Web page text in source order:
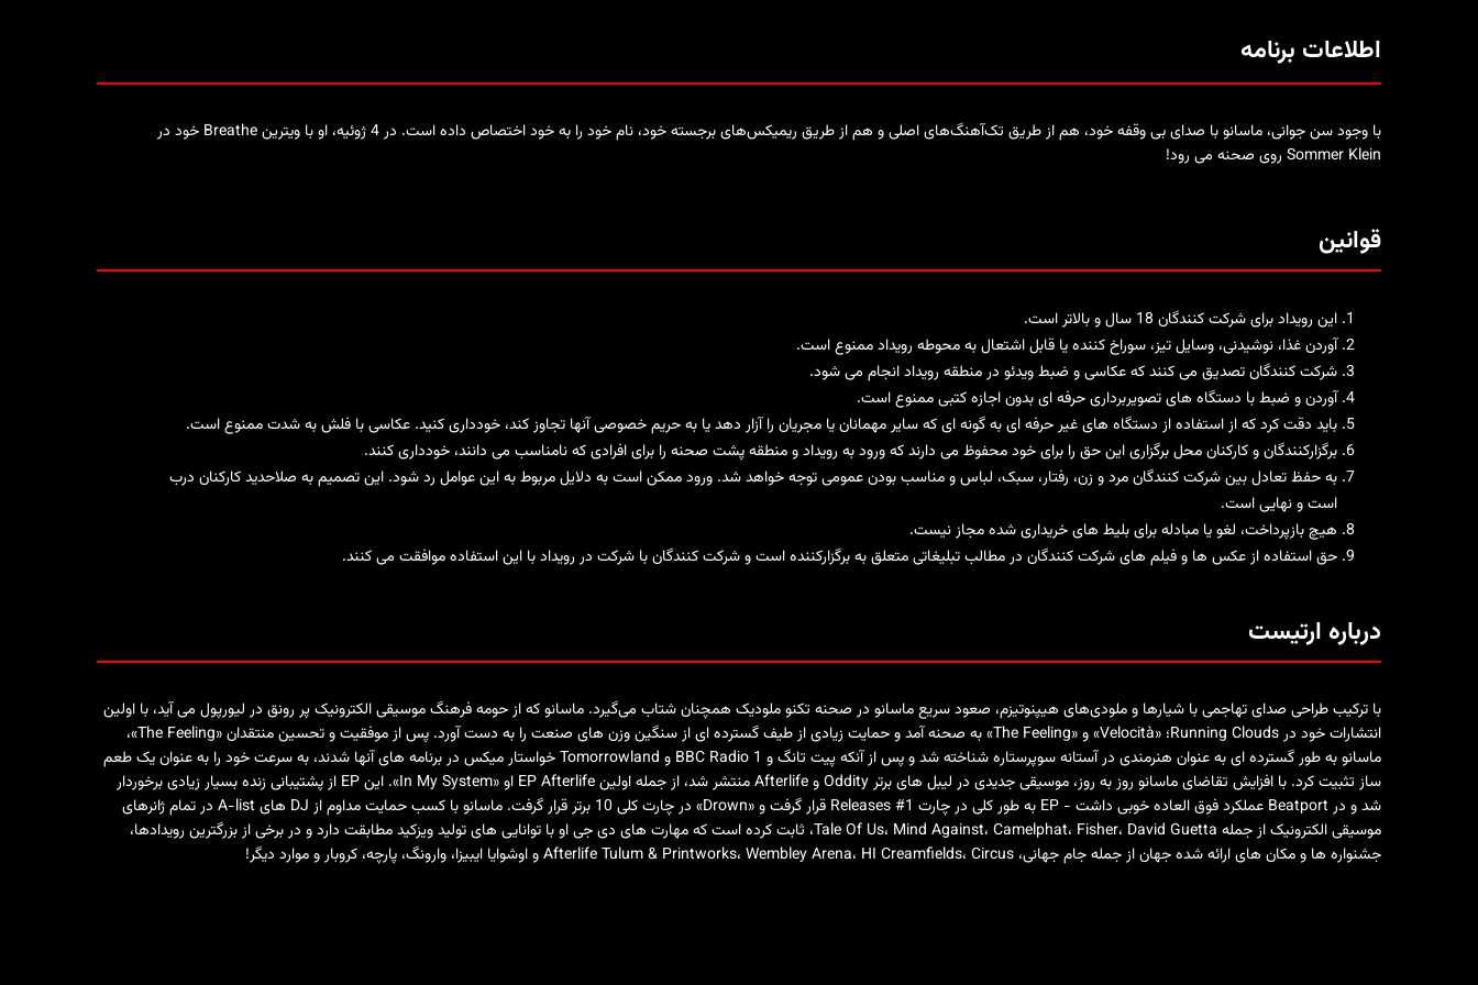
اطلاعات برنامه
با وجود سن جوانی، ماسانو با صدای بی وقفه خود، هم از طریق تک‌آهنگ‌های اصلی و هم از طریق ریمیکس‌های برجسته خود، نام خود را به خود اختصاص داده است. در 4 ژوئیه، او با ویترین Breathe خود در
Sommer Klein روی صحنه می رود!
قوانین
این رویداد برای شرکت کنندگان 18 سال و بالاتر است.
آوردن غذا، نوشیدنی، وسایل تیز، سوراخ کننده یا قابل اشتعال به محوطه رویداد ممنوع است.
شرکت کنندگان تصدیق می کنند که عکاسی و ضبط ویدئو در منطقه رویداد انجام می شود.
آوردن و ضبط با دستگاه های تصویربرداری حرفه ای بدون اجازه کتبی ممنوع است.
باید دقت کرد که از استفاده از دستگاه های غیر حرفه ای به گونه ای که سایر مهمانان یا مجریان را آزار دهد یا به حریم خصوصی آنها تجاوز کند، خودداری کنید. عکاسی با فلش به شدت ممنوع است.
برگزارکنندگان و کارکنان محل برگزاری این حق را برای خود محفوظ می دارند که ورود به رویداد و منطقه پشت صحنه را برای افرادی که نامناسب می دانند، خودداری کنند.
به حفظ تعادل بین شرکت کنندگان مرد و زن، رفتار، سبک، لباس و مناسب بودن عمومی توجه خواهد شد. ورود ممکن است به دلایل مربوط به این عوامل رد شود. این تصمیم به صلاحدید کارکنان درب
است و نهایی است.
هیچ بازپرداخت، لغو یا مبادله برای بلیط های خریداری شده مجاز نیست.
حق استفاده از عکس ها و فیلم های شرکت کنندگان در مطالب تبلیغاتی متعلق به برگزارکننده است و شرکت کنندگان با شرکت در رویداد با این استفاده موافقت می کنند.
درباره ارتیست
با ترکیب طراحی صدای تهاجمی با شیارها و ملودی‌های هیپنوتیزم، صعود سریع ماسانو در صحنه تکنو ملودیک همچنان شتاب می‌گیرد. ماسانو که از حومه فرهنگ موسیقی الکترونیک پر رونق در لیورپول می آید، با اولین
انتشارات خود در Running Clouds؛ «Velocità» و «The Feeling» به صحنه آمد و حمایت زیادی از طیف گسترده ای از سنگین وزن های صنعت را به دست آورد. پس از موفقیت و تحسین منتقدان «The Feeling»،
ماسانو به طور گسترده ای به عنوان هنرمندی در آستانه سوپرستاره شناخته شد و پس از آنکه پیت تانگ و BBC Radio 1 و Tomorrowland خواستار میکس در برنامه های آنها شدند، به سرعت خود را به عنوان یک طعم
ساز تثبیت کرد. با افزایش تقاضای ماسانو روز به روز، موسیقی جدیدی در لیبل های برتر Oddity و Afterlife منتشر شد، از جمله اولین EP Afterlife او «In My System». این EP از پشتیبانی زنده بسیار زیادی برخوردار
شد و در Beatport عملکرد فوق العاده خوبی داشت - EP به طور کلی در چارت Releases #1 قرار گرفت و «Drown» در چارت کلی 10 برتر قرار گرفت. ماسانو با کسب حمایت مداوم از DJ های A-list در تمام ژانرهای
موسیقی الکترونیک از جمله Tale Of Us، Mind Against، Camelphat، Fisher، David Guetta، ثابت کرده است که مهارت های دی جی او با توانایی های تولید ویزکید مطابقت دارد و در برخی از بزرگترین رویدادها،
جشنواره ها و مکان های ارائه شده جهان از جمله جام جهانی، Afterlife Tulum & Printworks، Wembley Arena، HI Creamfields، Circus و اوشوایا ایبیزا، وارونگ، پارچه، کروبار و موارد دیگر!